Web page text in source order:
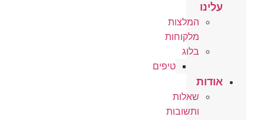
עלינו
המלצות
מלקוחות
בלוג
טיפים
אודות
שאלות
ותשובות